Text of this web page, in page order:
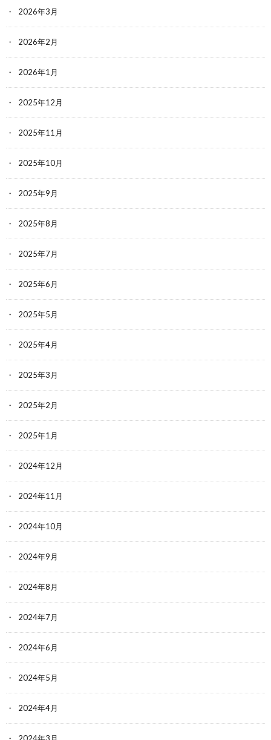
2026年3月
2026年2月
2026年1月
2025年12月
2025年11月
2025年10月
2025年9月
2025年8月
2025年7月
2025年6月
2025年5月
2025年4月
2025年3月
2025年2月
2025年1月
2024年12月
2024年11月
2024年10月
2024年9月
2024年8月
2024年7月
2024年6月
2024年5月
2024年4月